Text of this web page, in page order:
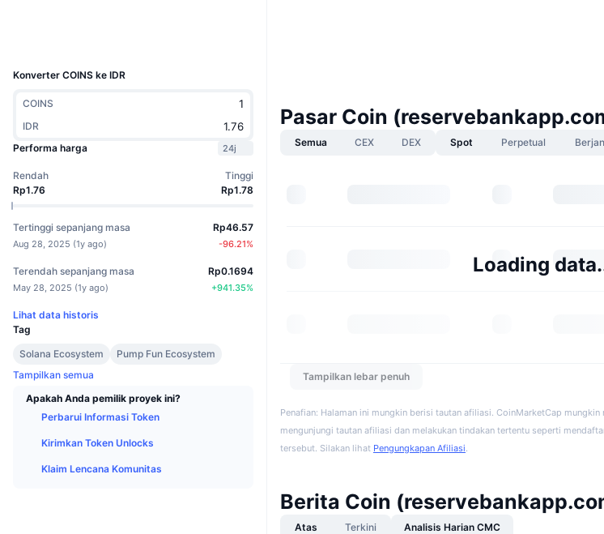
Konverter COINS ke IDR
COINS
IDR
Performa harga
24j
Rendah
Rp1.76
Tinggi
Rp1.78
Tertinggi sepanjang masa
Aug 28, 2025 (1y ago)
Rp46.57
-96.21%
Terendah sepanjang masa
May 28, 2025 (1y ago)
Rp0.1694
+941.35%
Lihat data historis
Tag
Solana Ecosystem
Pump Fun Ecosystem
Tampilkan semua
Apakah Anda pemilik proyek ini?
Perbarui Informasi Token
Kirimkan Token Unlocks
Klaim Lencana Komunitas
Pasar Coin
Semua CEX DEX Spot Perpetual
Loading
Tampilkan lebar penuh
Penafian: Halaman ini mungkin berisi tautan afiliasi. CoinMarketCap
mengunjungi tautan afiliasi dan melakukan tindakan tertentu seperti
tersebut. Silakan lihat Pengungkapan Afiliasi.
Berita Coin
Atas Terkini Analisis Harian CMC